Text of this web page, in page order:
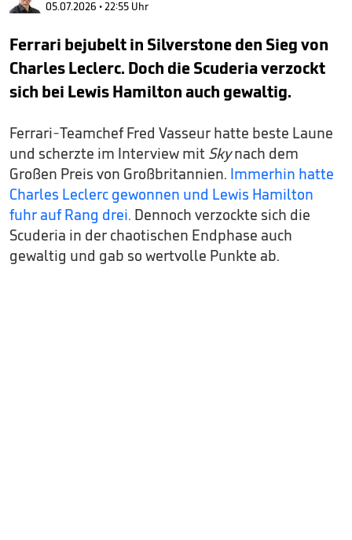
1
minute,
seconds
05.07.2026 • 22:55 Uhr
Ferrari bejubelt in Silverstone den Sieg von
Charles Leclerc. Doch die Scuderia verzockt
sich bei Lewis Hamilton auch gewaltig.
Ferrari-Teamchef Fred Vasseur hatte beste Laune
und scherzte im Interview mit Skynach dem
Großen Preis von Großbritannien. Immerhin hatte
Charles Leclerc gewonnen und Lewis Hamilton
fuhr auf Rang drei. Dennoch verzockte sich die
Scuderia in der chaotischen Endphase auch
gewaltig und gab so wertvolle Punkte ab.